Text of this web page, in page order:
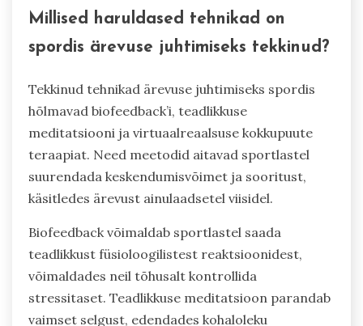
Millised haruldased tehnikad on
spordis ärevuse juhtimiseks tekkinud?
Tekkinud tehnikad ärevuse juhtimiseks spordis
hõlmavad biofeedback’i, teadlikkuse
meditatsiooni ja virtuaalreaalsuse kokkupuute
teraapiat. Need meetodid aitavad sportlastel
suurendada keskendumisvõimet ja sooritust,
käsitledes ärevust ainulaadsetel viisidel.
Biofeedback võimaldab sportlastel saada
teadlikkust füsioloogilistest reaktsioonidest,
võimaldades neil tõhusalt kontrollida
stressitaset. Teadlikkuse meditatsioon parandab
vaimset selgust, edendades kohaloleku